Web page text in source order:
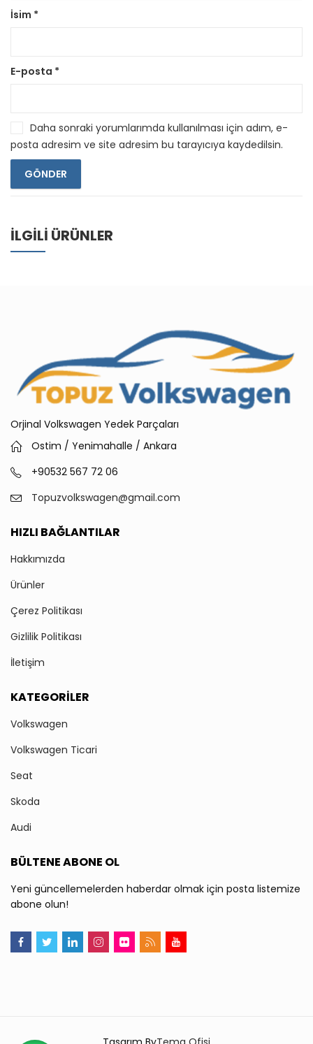
İsim *
E-posta *
Daha sonraki yorumlarımda kullanılması için adım, e-
posta adresim ve site adresim bu tarayıcıya kaydedilsin.
İLGILI ÜRÜNLER
Orjinal Volkswagen Yedek Parçaları
Ostim / Yenimahalle / Ankara
+90532 567 72 06
Topuzvolkswagen@gmail.com
HIZLI BAĞLANTILAR
Hakkımızda
Ürünler
Çerez Politikası
Gizlilik Politikası
İletişim
KATEGORILER
Volkswagen
Volkswagen Ticari
Seat
Skoda
Audi
BÜLTENE ABONE OL
Yeni güncellemelerden haberdar olmak için posta listemize
abone olun!